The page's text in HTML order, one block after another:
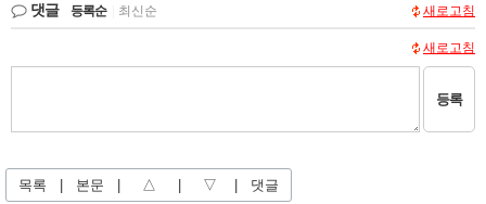
댓글 등록순 최신순 새로고침
새로고침
등록
목록 본문 △ ▽ 댓글